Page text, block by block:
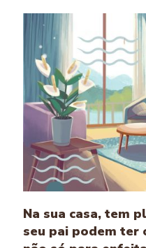
Na sua casa, tem
seu pai podem ter